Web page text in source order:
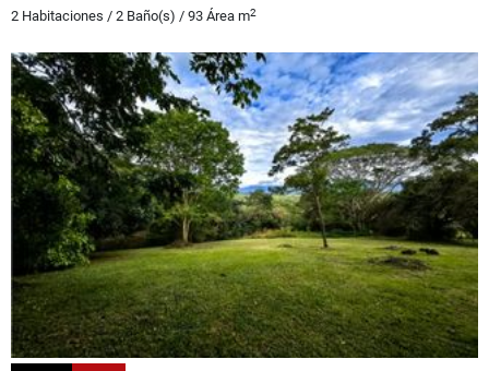
2 Habitaciones / 2 Baño(s) / 93 Área m2